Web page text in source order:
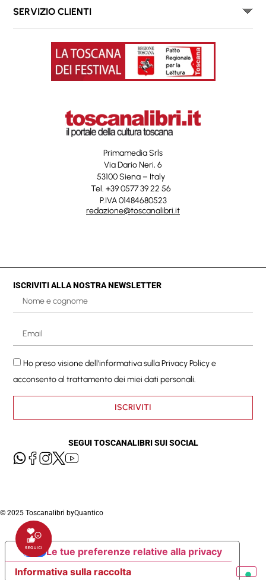
SERVIZIO CLIENTI
Primamedia Srls
Via Dario Neri, 6
53100 Siena – Italy
Tel. +39 0577 39 22 56
P.IVA 01484680523
redazione@toscanalibri.it
ISCRIVITI ALLA NOSTRA NEWSLETTER
Ho preso visione dell'informativa sullaPrivacy Policye
acconsento al trattamento dei miei dati personali.
ISCRIVITI
SEGUI TOSCANALIBRI SUI SOCIAL
© 2025 Toscanalibri byQuantico
Informativa sulla raccolta
Le tue preferenze relative alla privacy